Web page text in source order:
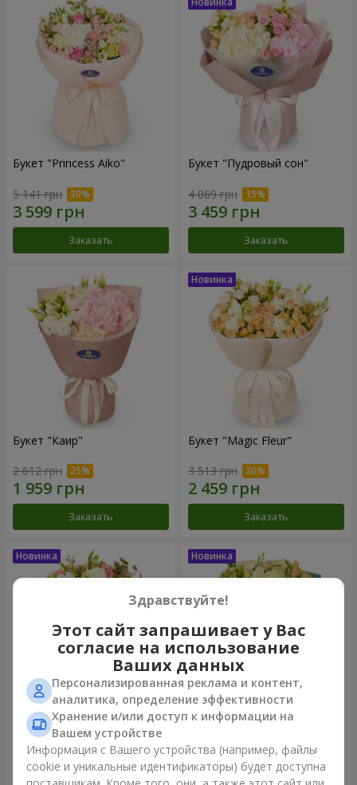
Букет "Princess Aiko"
5 141 грн
Заказать
Букет "Пудровый сон"
4 069 грн
Заказать
Букет "Каир"
2 612 грн
Заказать
Букет "Magic Fleur"
3 513 грн
Заказать
Букет "My Lady"
2 554 грн
Букет "Сардоникс"
3 656 грн
Здравствуйте!
Этот сайт запрашивает у Вас
согласие на использование
Ваших данных
Персонализированная реклама и контент,
аналитика, определение эффективности
Хранение и/или доступ к информации на
Вашем устройстве
Информация с Вашего устройства (например, файлы
cookie и уникальные идентификаторы) будет доступна